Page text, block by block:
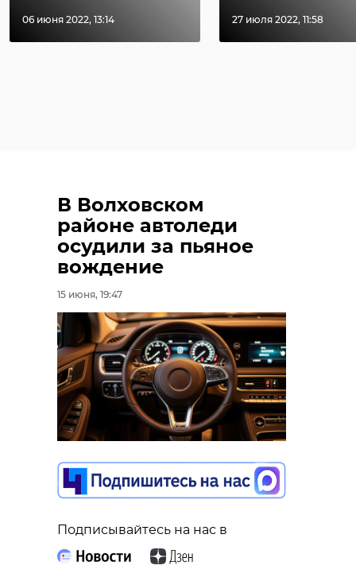
06 июня 2022, 13:14 27 июля 2022, 11:58
В Волховском
районе автоледи
осудили за пьяное
вождение
15 июня, 19:47
Подписывайтесь на нас в